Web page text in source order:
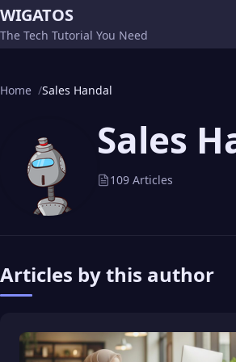
WIGATOS
The Tech Tutorial You Need
Home Sales Handal
Sales
109 Articles
Articles by this author